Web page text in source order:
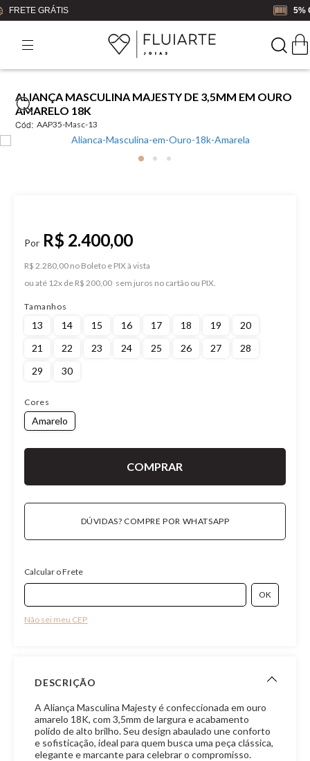
ALIANÇA MASCULINA MAJESTY DE 3,5MM EM OURO
AMARELO 18K
Cód: AAP35-Masc-13
R$ 2.400,00
R$ 2.280,00 no Boleto e PIX
ou
12x de R$ 200,00
Tamanhos
13 14 15 16 17 18 19
20
21
22 23 24 25 26 27
28
29
30
Cores
Amarelo
DÚVIDAS? COMPRE POR WHATSAPP
Calcular o Frete
Não sei meu CEP
DESCRIÇÃO
A Aliança Masculina Majesty é confeccionada em ouro
amarelo 18K, com 3,5mm de largura e acabamento
polido de alto brilho. Seu design abaulado une conforto
e sofisticação, ideal para quem busca uma peça clássica,
elegante e marcante para celebrar o compromisso.